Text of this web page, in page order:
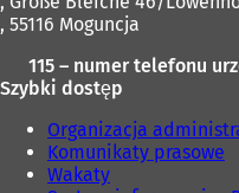
, 55116 Moguncja
115 – numer telefonu
Szybki dostęp
Organizacja
Komunikaty prasowe
Wakaty